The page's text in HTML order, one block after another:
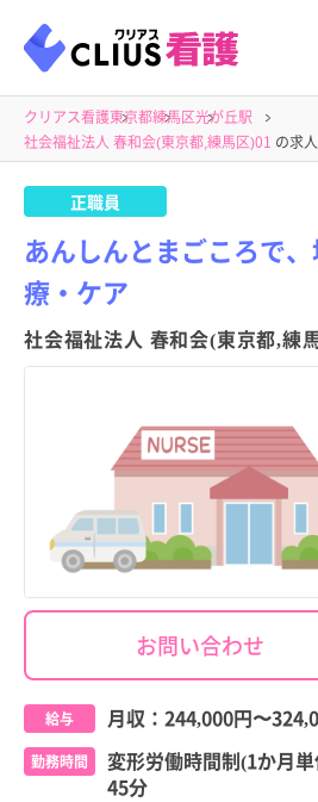
クリアス看護東京都練馬区光が丘駅
社会福祉法人 春和会(東京都,練馬区)01 の求人
正職員
あんしんとまごころで
療・ケア
社会福祉法人 春和会(東京都,練
お問い合わせ
給与 月収： 244,000円〜
勤務時間
変形労働時間制(1か月
45分